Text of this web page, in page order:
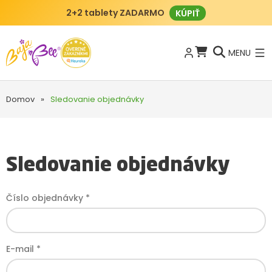
2+2 tablety ZADARMO KÚPIŤ
MENU
Domov » Sledovanie objednávky
Sledovanie objednávky
Číslo objednávky *
E-mail *